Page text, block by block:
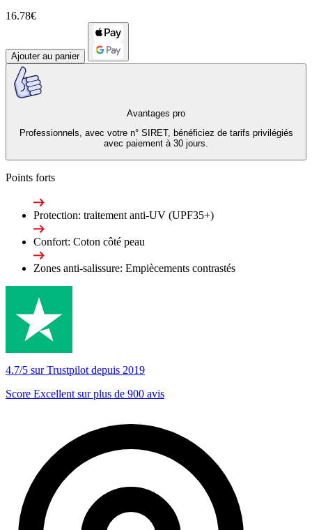
16.78€
Ajouter au panier
Avantages pro
Professionnels, avec votre n° SIRET, bénéficiez de tarifs privilégiés
avec paiement à 30 jours.
Points forts
Protection: traitement anti-UV (UPF35+)
Confort: Coton côté peau
Zones anti-salissure: Empiècements contrastés
4.7/5 sur Trustpilot depuis 2019
Score Excellent sur plus de 900 avis